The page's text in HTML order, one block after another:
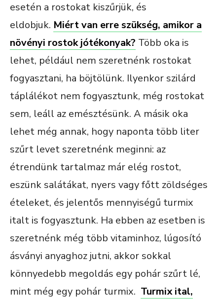
esetén a rostokat kiszűrjük, és
eldobjuk. Miért van erre szükség, amikor a
növényi rostok jótékonyak? Több oka is
lehet, például nem szeretnénk rostokat
fogyasztani, ha böjtölünk. Ilyenkor szilárd
táplálékot nem fogyasztunk, még rostokat
sem, leáll az emésztésünk. A másik oka
lehet még annak, hogy naponta több liter
szűrt levet szeretnénk meginni: az
étrendünk tartalmaz már elég rostot,
eszünk salátákat, nyers vagy főtt zöldséges
ételeket, és jelentős mennyiségű turmix
italt is fogyasztunk. Ha ebben az esetben is
szeretnénk még több vitaminhoz, lúgosító
ásványi anyaghoz jutni, akkor sokkal
könnyedebb megoldás egy pohár szűrt lé,
mint még egy pohár turmix. Turmix ital,